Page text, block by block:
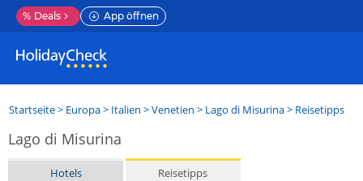
% Deals App öffnen
Startseite> Europa> Italien >Venetien > Lago di Misurina> Reisetipps
Lago di Misurina
Hotels Reisetipps